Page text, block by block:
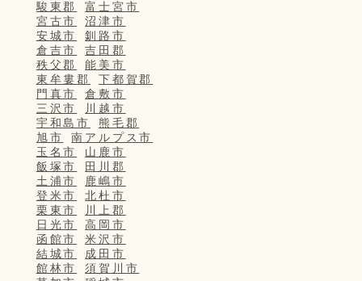
駿東郡
富士宮市
宮古市
沼津市
安城市
釧路市
倉吉市
吉田郡
秩父郡
能美市
東牟婁郡
下都賀郡
門真市
倉敷市
三沢市
川越市
宇和島市
熊毛郡
旭市
南アルプス市
玉名市
山鹿市
飯塚市
田川郡
土浦市
鹿嶋市
登米市
北杜市
栗東市
川上郡
日光市
高岡市
函館市
米沢市
結城市
成田市
館林市
須賀川市